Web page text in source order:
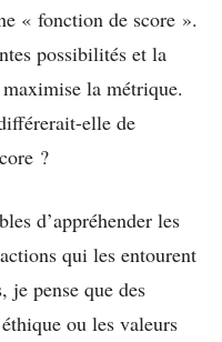
« fonction de score ».
possibilités et la
la métrique.
elle de
?
d’appréhender les
qui les entourent
je pense que des
ou les valeurs